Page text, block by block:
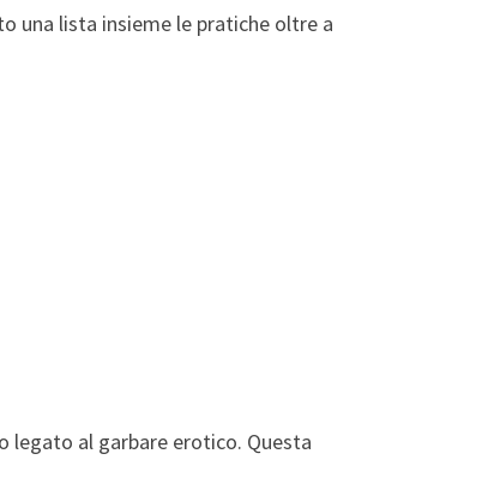
una lista insieme le pratiche oltre a
legato al garbare erotico. Questa